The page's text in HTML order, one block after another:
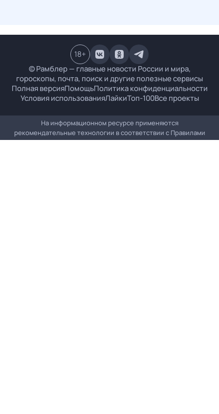
© Рамблер — главные новости России и мира,
гороскопы, почта, поиск и другие полезные сервисы
Полная версияПомощьПолитика конфиденциальности
Условия использованияЛайкиТоп-100Все проекты
18+
На информационном ресурсе применяются
рекомендательные технологии в соответствии с Правилами